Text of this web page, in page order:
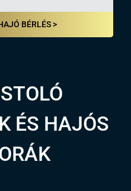
BÉRLÉS >
ÉS HAJÓS